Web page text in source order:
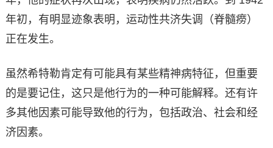
年初，有明显迹象表明，运动性共济失调（脊髓痨）
正在发生。
虽然希特勒肯定有可能具有某些精神病特征，但重要
的是要记住，这只是他行为的一种可能解释。还有许
多其他因素可能导致他的行为，包括政治、社会和经
济因素。